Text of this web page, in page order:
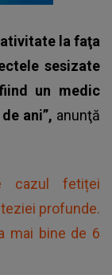
la faţa
sesizate
un medic
ani”, anunţă
cazul fetiței
profunde.
mai bine de 6